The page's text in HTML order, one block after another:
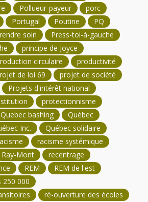
Pollueur-payeur
porc
Portugal Poutine
PQ
soin
Press-toi-à-gauche
principe de Joyce
circulaire
productivité
de loi 69
projet de société
Projets d'intérêt national
protectionnisme
Quebec bashing
Québec
Inc.
Québec solidaire
racisme systémique
Ray-Mont
recentrage
REM
REM de l'est
250 000
ré-ouverture des écoles